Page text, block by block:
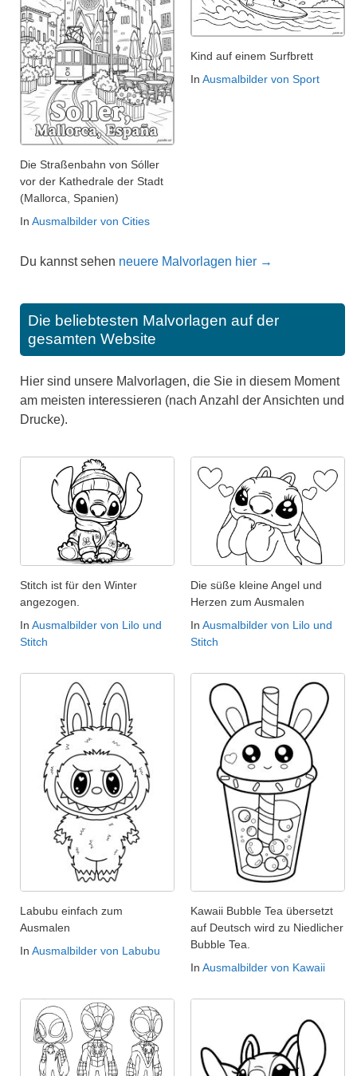
Die Straßenbahn von Sóller
vor der Kathedrale der Stadt
(Mallorca, Spanien)
In Ausmalbilder von Cities
Kind auf einem Surfbrett
In Ausmalbilder von Sport
Du kannst sehen neuere Malvorlagen hier →
Die beliebtesten Malvorlagen auf der
gesamten Website
Hier sind unsere Malvorlagen, die Sie in diesem Moment
am meisten interessieren (nach Anzahl der Ansichten und
Drucke).
Stitch ist für den Winter
angezogen.
In Ausmalbilder von Lilo und
Stitch
Die süße kleine Angel und
Herzen zum Ausmalen
In Ausmalbilder von Lilo und
Stitch
Labubu einfach zum
Ausmalen
In Ausmalbilder von Labubu
Kawaii Bubble Tea übersetzt
auf Deutsch wird zu Niedlicher
Bubble Tea.
In Ausmalbilder von Kawaii